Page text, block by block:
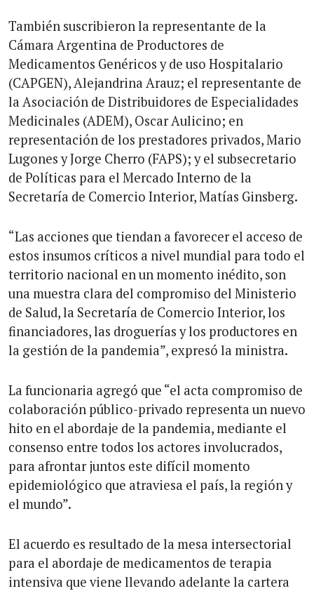
También suscribieron la representante de la
Cámara Argentina de Productores de
Medicamentos Genéricos y de uso Hospitalario
(CAPGEN), Alejandrina Arauz; el representante de
la Asociación de Distribuidores de Especialidades
Medicinales (ADEM), Oscar Aulicino; en
representación de los prestadores privados, Mario
Lugones y Jorge Cherro (FAPS); y el subsecretario
de Políticas para el Mercado Interno de la
Secretaría de Comercio Interior, Matías Ginsberg.
“Las acciones que tiendan a favorecer el acceso de
estos insumos críticos a nivel mundial para todo el
territorio nacional en un momento inédito, son
una muestra clara del compromiso del Ministerio
de Salud, la Secretaría de Comercio Interior, los
financiadores, las droguerías y los productores en
la gestión de la pandemia”, expresó la ministra.
La funcionaria agregó que “el acta compromiso de
colaboración público-privado representa un nuevo
hito en el abordaje de la pandemia, mediante el
consenso entre todos los actores involucrados,
para afrontar juntos este difícil momento
epidemiológico que atraviesa el país, la región y
el mundo”.
El acuerdo es resultado de la mesa intersectorial
para el abordaje de medicamentos de terapia
intensiva que viene llevando adelante la cartera